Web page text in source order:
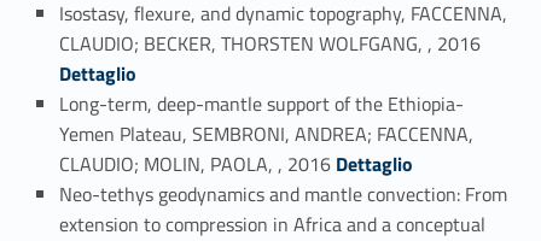
Isostasy, flexure, and dynamic topography, FACCENNA,
CLAUDIO; BECKER, THORSTEN WOLFGANG, , 2016
Dettaglio
Long-term, deep-mantle support of the Ethiopia-
Yemen Plateau, SEMBRONI, ANDREA; FACCENNA,
CLAUDIO; MOLIN, PAOLA, , 2016 Link identifier #identifier_person_49957-97
Dettaglio
Neo-tethys geodynamics and mantle convection: From
extension to compression in Africa and a conceptual